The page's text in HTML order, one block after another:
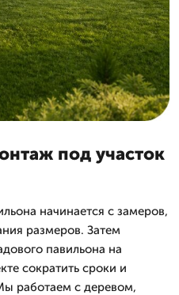
под участок
начинается с замеров,
размеров. Затем
павильона на
сократить сроки и
работаем с деревом,